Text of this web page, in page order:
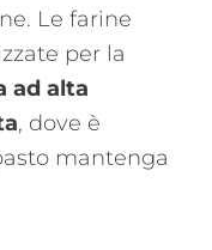
Le farine
per la
ad alta
, dove è
mantenga